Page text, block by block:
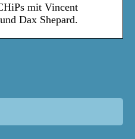
mit Vincent
Dax Shepard.